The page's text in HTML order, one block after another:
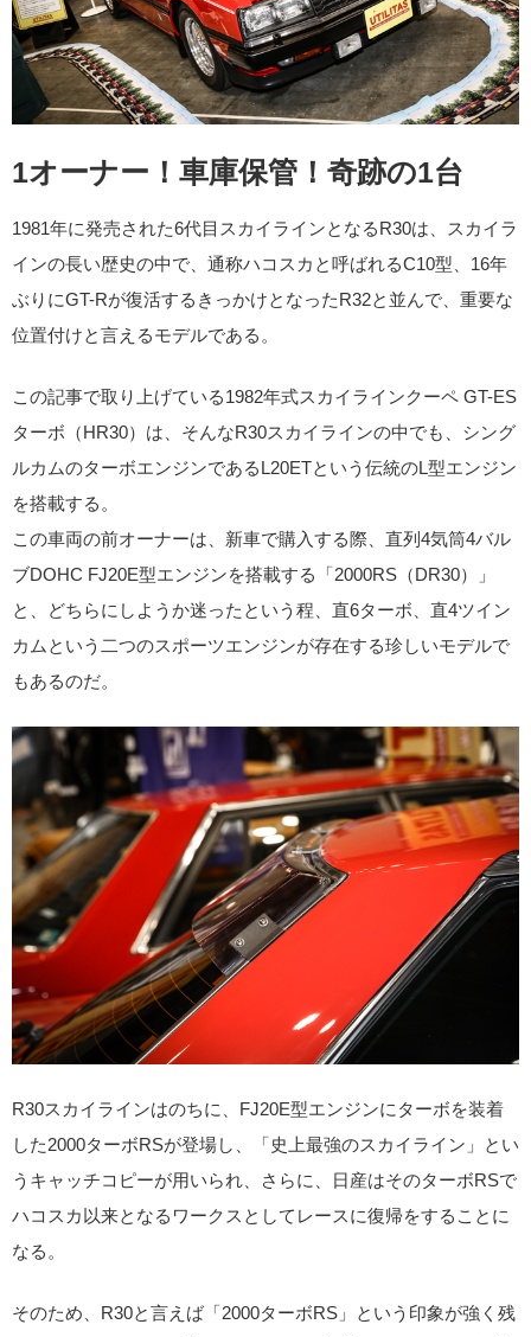
1オーナー！車庫保管！奇跡の1台
1981年に発売された6代目スカイラインとなるR30は、スカイラ
インの長い歴史の中で、通称ハコスカと呼ばれるC10型、16年
ぶりにGT-Rが復活するきっかけとなったR32と並んで、重要な
位置付けと言えるモデルである。
この記事で取り上げている1982年式スカイラインクーペ GT-ES
ターボ（HR30）は、そんなR30スカイラインの中でも、シング
ルカムのターボエンジンであるL20ETという伝統のL型エンジン
を搭載する。
この車両の前オーナーは、新車で購入する際、直列4気筒4バル
ブDOHC FJ20E型エンジンを搭載する「2000RS（DR30）」
と、どちらにしようか迷ったという程、直6ターボ、直4ツイン
カムという二つのスポーツエンジンが存在する珍しいモデルで
もあるのだ。
R30スカイラインはのちに、FJ20E型エンジンにターボを装着
した2000ターボRSが登場し、「史上最強のスカイライン」とい
うキャッチコピーが用いられ、さらに、日産はそのターボRSで
ハコスカ以来となるワークスとしてレースに復帰をすることに
なる。
そのため、R30と言えば「2000ターボRS」という印象が強く残